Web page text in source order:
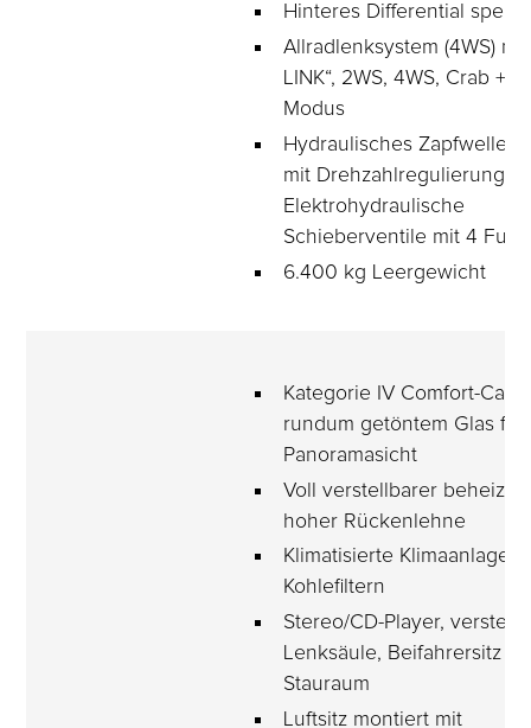
Hinteres Differential
Allradlenksystem (4WS) mit
LINK“, 2WS, 4WS, Crab +
Modus
Hydraulisches
mit Drehzahlregulierung.
Elektrohydraulische
Schieberventile mit 4
6.400 kg Leergewicht
Kategorie IV Comfort-Cab
rundum getöntem Glas für
Panoramasicht
Voll verstellbarer
hoher Rückenlehne
Klimatisierte Klimaanlage
Kohlefiltern
Stereo/CD-Player,
Lenksäule, Beifahrersitz
Stauraum
Luftsitz montiert mit